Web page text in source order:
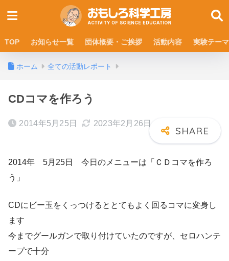
TOP お知らせ一覧 団体概要・ご挨拶 活動内容 実験テーマ
ホーム 全ての活動レポート
CDコマを作ろう
2014年5月25日 2023年2月26日
2014年 5月25日 今日のメニューは「ＣＤコマを作ろ
う」
CDにビー玉をくっつけるととてもよく回るコマに変身し
ます
今までグールガンで取り付けていたのですが、セロハンテ
ープで十分